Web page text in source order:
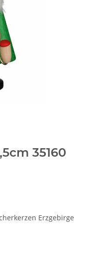
35160
Erzgebirge